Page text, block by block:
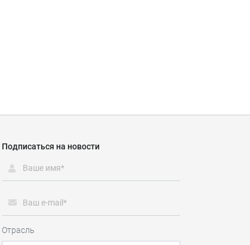
Подписаться на новости
Отрасль